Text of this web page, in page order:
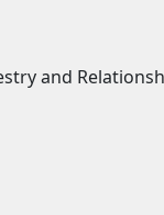
and